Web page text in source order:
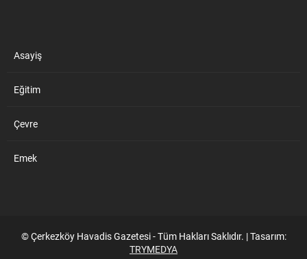
Asayiş
Eğitim
Çevre
Emek
© Çerkezköy Havadis Gazetesi - Tüm Hakları Saklıdır. | Tasarım:
TRYMEDYA